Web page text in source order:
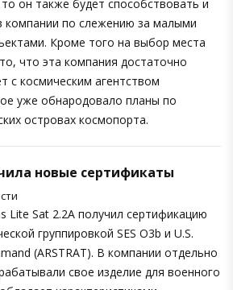
он также будет способствовать и
компании по слежению за малыми
Кроме того на выбор места
что эта компания достаточно
с космическим агентством
уже обнародовало планы по
островах космопорта.
новые сертификаты
Lite Sat 2.2A получил сертификацию
группировкой SES O3b и U.S.
(ARSTRAT). В компании отдельно
свое изделие для военного